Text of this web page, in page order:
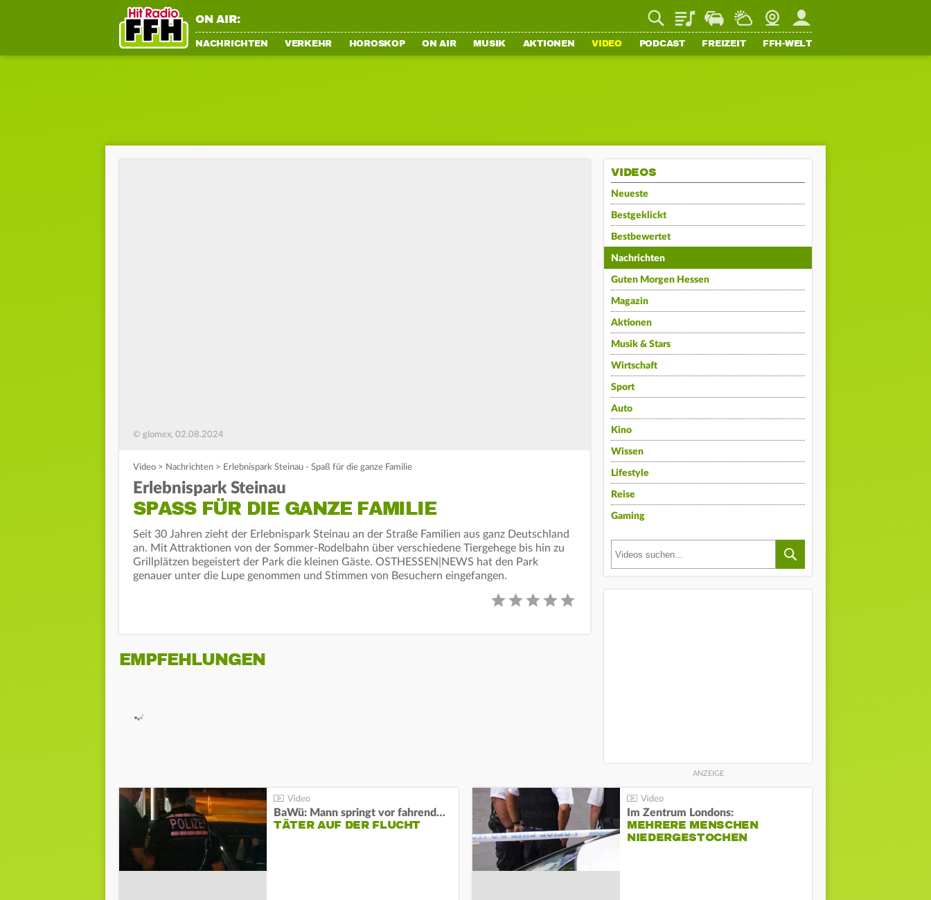
ON AIR: PlaylistStaupilotWetterWebcamMein FFH
NACHRICHTEN VERKEHR HOROSKOP ON AIR MUSIK AKTIONEN VIDEO PODCAST FREIZEIT FFH-WELT
© glomex, 02.08.2024
Video > Nachrichten > Erlebnispark Steinau - Spaß für die ganze Familie
Erlebnispark Steinau
SPASS FÜR DIE GANZE FAMILIE
Seit 30 Jahren zieht der Erlebnispark Steinau an der Straße Familien aus ganz Deutschland
an. Mit Attraktionen von der Sommer-Rodelbahn über verschiedene Tiergehege bis hin zu
Grillplätzen begeistert der Park die kleinen Gäste. OSTHESSEN|NEWS hat den Park
genauer unter die Lupe genommen und Stimmen von Besuchern eingefangen.
EMPFEHLUNGEN
VIDEOS
Neueste
Bestgeklickt
Bestbewertet
Nachrichten
Guten Morgen Hessen
Magazin
Aktionen
Musik & Stars
Wirtschaft
Sport
Auto
Kino
Wissen
Lifestyle
Reise
Gaming
BaWü: Mann springt vor fahrendes Auto und schießt
TÄTER AUF DER FLUCHT
Im Zentrum Londons:
MEHRERE MENSCHEN
NIEDERGESTOCHEN